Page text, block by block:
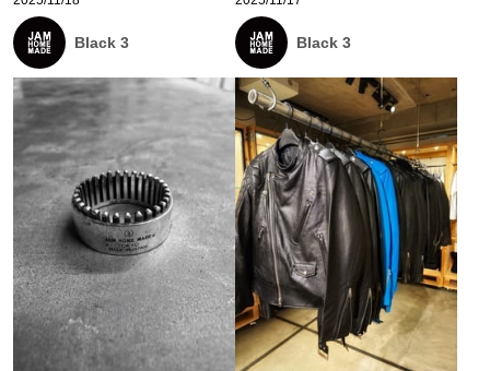
Black 3 Black 3